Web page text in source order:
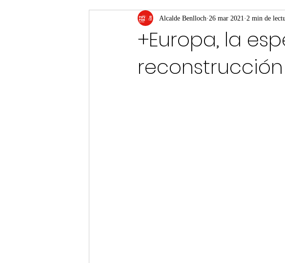
+Europa, la
reconstrucción
Alcalde Benlloch 26 mar 2021 2 min de